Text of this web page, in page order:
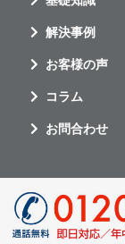
解決事例
お客様の声
コラム
お問合わせ